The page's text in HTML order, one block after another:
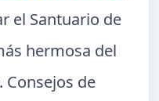
el Santuario de
hermosa del
de